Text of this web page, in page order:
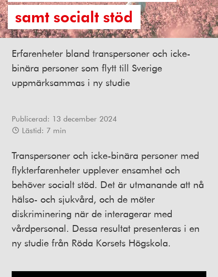
samt socialt stöd
Erfarenheter bland transpersoner och icke-
binära personer som flytt till Sverige
uppmärksammas i ny studie
Publicerad: 13 december 2024
Lästid: 7 min
Transpersoner och icke-binära personer med
flykterfarenheter upplever ensamhet och
behöver socialt stöd. Det är utmanande att nå
hälso- och sjukvård, och de möter
diskriminering när de interagerar med
vårdpersonal. Dessa resultat presenteras i en
ny studie från Röda Korsets Högskola.